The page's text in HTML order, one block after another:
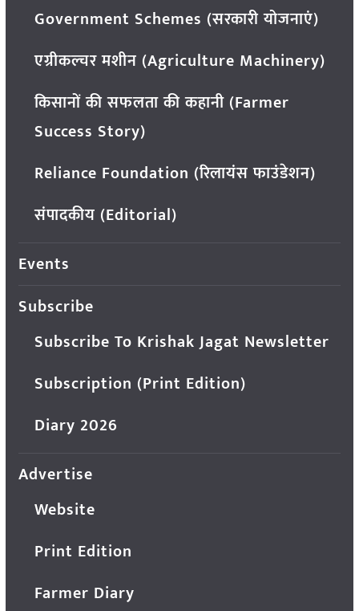
Government Schemes (सरकारी योजनाएं)
एग्रीकल्चर मशीन (Agriculture Machinery)
किसानों की सफलता की कहानी (Farmer
Success Story)
Reliance Foundation (रिलायंस फाउंडेशन)
संपादकीय (Editorial)
Events
Subscribe
Subscribe To Krishak Jagat Newsletter
Subscription (Print Edition)
Diary 2026
Advertise
Website
Print Edition
Farmer Diary